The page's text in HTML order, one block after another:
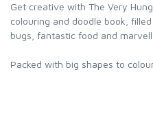
Get creative with The Very
colouring and doodle book,
bugs, fantastic food and
Packed with big shapes to